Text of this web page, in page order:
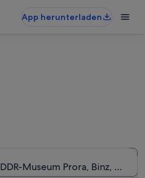
App herunterladen
Museum Prora, Binz,